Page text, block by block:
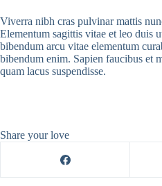
Viverra nibh cras pulvinar mattis
Elementum sagittis vitae et leo duis
bibendum arcu vitae elementum
bibendum enim. Sapien faucibus et
quam lacus suspendisse.
Share your love